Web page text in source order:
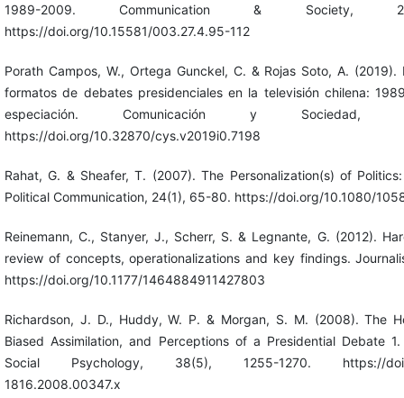
1989-2009. Communication & Society,
https://doi.org/10.15581/003.27.4.95-112
Porath Campos, W., Ortega Gunckel, C. & Rojas Soto, A.
formatos de debates presidenciales en la televisión chilena:
especiación. Comunicación y Sociedad,
https://doi.org/10.32870/cys.v2019i0.7198
Rahat, G. & Sheafer, T. (2007). The Personalization(s) of
Political Communication, 24(1), 65-80. https://doi.org/10.1080/
Reinemann, C., Stanyer, J., Scherr, S. & Legnante, G. (2012).
review of concepts, operationalizations and key findings.
https://doi.org/10.1177/1464884911427803
Richardson, J. D., Huddy, W. P. & Morgan, S. M. (2008). The
Biased Assimilation, and Perceptions of a Presidential Debate
Social Psychology, 38(5), 1255-1270. https://
1816.2008.00347.x